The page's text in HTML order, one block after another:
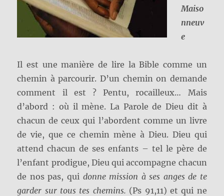
Maiso
nneuv
e
Il est une manière de lire la Bible comme un
chemin à parcourir. D’un chemin on demande
comment il est ? Pentu, rocailleux… Mais
d’abord : où il mène. La Parole de Dieu dit à
chacun de ceux qui l’abordent comme un livre
de vie, que ce chemin mène à Dieu. Dieu qui
attend chacun de ses enfants – tel le père de
l’enfant prodigue, Dieu qui accompagne chacun
de nos pas, qui donne mission à ses anges de te
garder sur tous tes chemins. (Ps 91,11) et qui ne